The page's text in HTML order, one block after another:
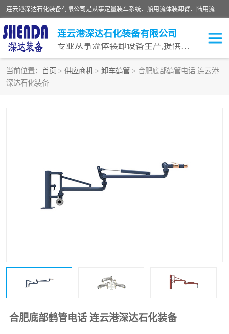
连云港深达石化装备有限公司是从事定量装车系统、船用流体装卸臂、陆用流体装卸臂（鹤管）、活动梯、钢构平台等全系列流体装卸设备的设计、制造、销售以及服务的专业供应商。公司始终以客户为中心，密切跟踪国内外油气储运及装卸设备先进技术的发展，以先进的技术、优质的产品、一流的服务，满足客户需求。
连云港深达石化装备有限公司
专业从事流体装卸设备生产,提供全面解决方案，生产与定制服务
当前位置： 首页 > 供应商机 > 卸车鹤管 > 合肥底部鹤管电话 连云港
深达石化装备
合肥底部鹤管电话 连云港深达石化装备
鹤管